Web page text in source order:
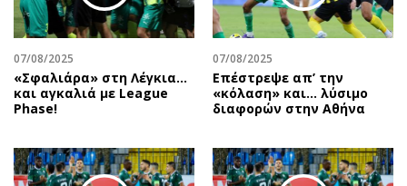
07/08/2025
«Σφαλιάρα» στη Λέγκια…
και αγκαλιά με League
Phase!
07/08/2025
Επέστρεψε απ’ την
«κόλαση» και… λύσιμο
διαφορών στην Αθήνα